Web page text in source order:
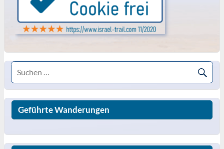
Geführte Wanderungen